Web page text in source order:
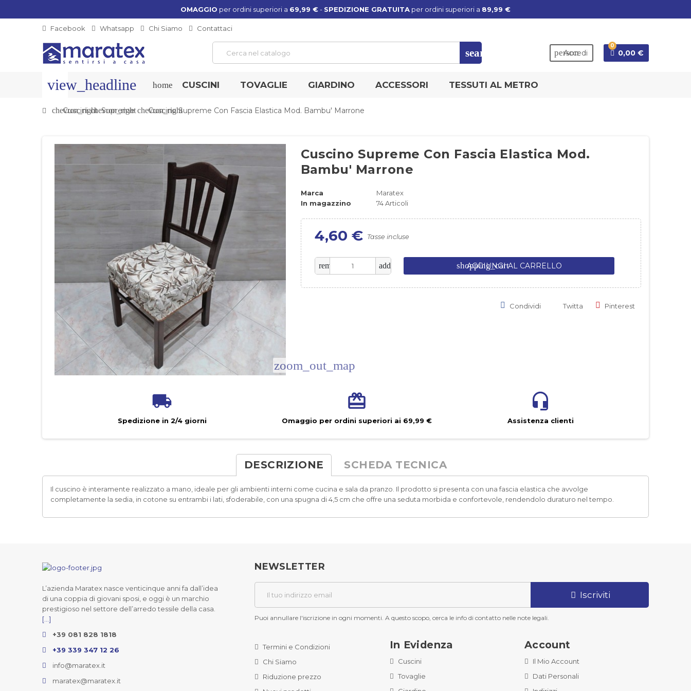
OMAGGIO per ordini superiori a 69,99 €- SPEDIZIONE GRATUITA per ordini superiori a 89,99 €
Facebook Whatsapp Chi Siamo Contattaci
search person
Accedi
0
0,00 €
view_headline home CUSCINI TOVAGLIE GIARDINO ACCESSORI TESSUTI AL METRO
chevron_right
Cuscini chevron_right
Supreme chevron_right
Cuscino Supreme Con Fascia Elastica Mod. Bambu' Marrone
zoom_out_map
Cuscino Supreme Con Fascia Elastica Mod.
Bambu' Marrone
Marca
Maratex
In magazzino
74 Articoli
4,60 € Tasse incluse
remove add shopping_cart
AGGIUNGI AL CARRELLO
Condividi Twitta Pinterest
Spedizione in 2/4 giorni Omaggio per ordini superiori ai 69,99 € Assistenza clienti
DESCRIZIONE SCHEDA TECNICA
Il cuscino è interamente realizzato a mano, ideale per gli ambienti interni come cucina e sala da pranzo. Il prodotto si presenta con una fascia elastica che avvolge
completamente la sedia, in cotone su entrambi i lati, sfoderabile, con una spugna di 4,5 cm che offre una seduta morbida e confortevole, rendendolo duraturo nel tempo.
L’azienda Maratex nasce venticinque anni fa dall’idea
di una coppia di giovani sposi, e oggi è un marchio
prestigioso nel settore dell’arredo tessile della casa.
[...]
+39 081 828 1818
+39 339 347 12 26
info@maratex.it
maratex@maratex.it
NEWSLETTER
Iscriviti
Puoi annullare l'iscrizione in ogni momenti. A questo scopo, cerca le info di contatto nelle note legali.
Termini e Condizioni
Chi Siamo
Riduzione prezzo
In Evidenza
Cuscini
Tovaglie
Account
Il Mio Account
Dati Personali